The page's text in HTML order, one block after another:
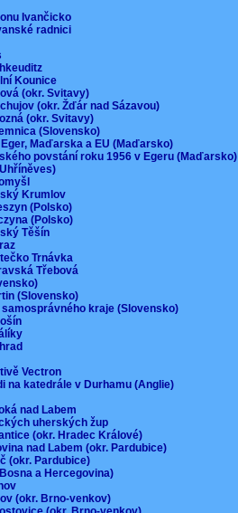
Ivančicko
radnici
Kounice
(okr. Svitavy)
(okr. Žďár nad Sázavou)
(okr. Svitavy)
(Slovensko)
Maďarska a EU (Maďarsko)
povstání roku 1956 v Egeru (Maďarsko)
Krumlov
(Polsko)
(Polsko)
Těšín
Trnávka
Třebová
(Slovensko)
kraje (Slovensko)
Vectron
na katedrále v Durhamu (Anglie)
nad Labem
uherských žup
(okr. Hradec Králové)
nad Labem (okr. Pardubice)
(okr. Pardubice)
a Hercegovina)
(okr. Brno-venkov)